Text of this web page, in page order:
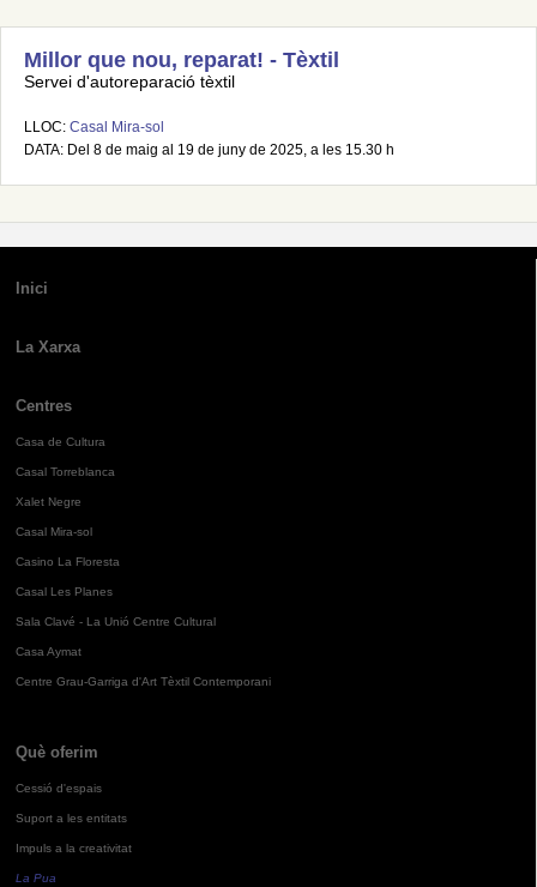
Millor que nou, reparat! - Tèxtil
Servei d'autoreparació tèxtil
LLOC: Casal Mira-sol
DATA: Del 8 de maig al 19 de juny de 2025, a les 15.30 h
Inici
La Xarxa
Centres
Casa de Cultura
Casal Torreblanca
Xalet Negre
Casal Mira-sol
Casino La Floresta
Casal Les Planes
Sala Clavé - La Unió Centre Cultural
Casa Aymat
Centre Grau-Garriga d'Art Tèxtil Contemporani
Què oferim
Cessió d'espais
Suport a les entitats
Impuls a la creativitat
La Pua